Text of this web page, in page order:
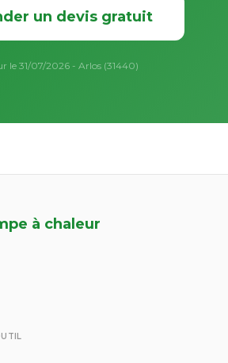
un devis gratuit
le 31/07/2026 - Arlos (31440)
à chaleur